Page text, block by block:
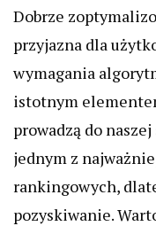
Dobrze
przyjazna dla
wymagania
istotnym
prowadzą do
jednym z
rankingowych,
pozyskiwanie.